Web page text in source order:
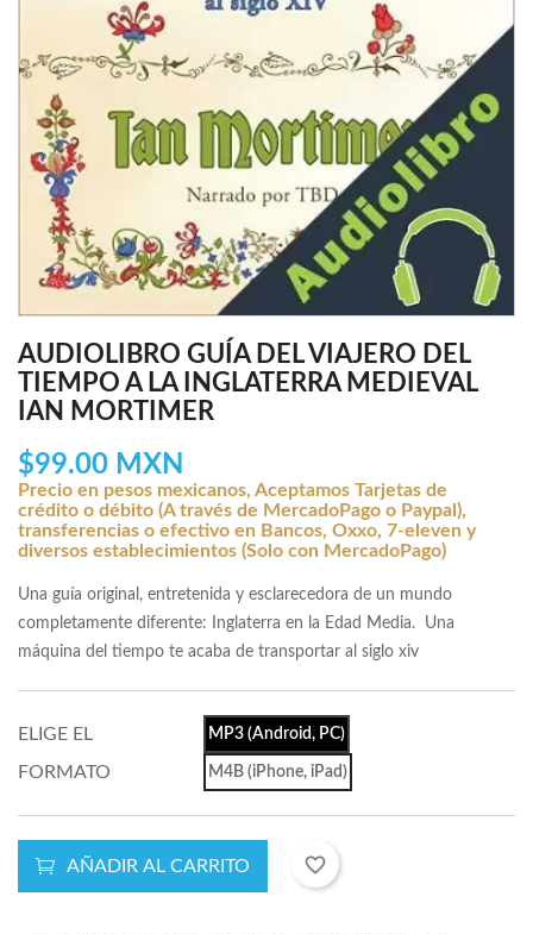
AUDIOLIBRO GUÍA DEL VIAJERO DEL
TIEMPO A LA INGLATERRA MEDIEVAL
IAN MORTIMER
$99.00 MXN
Precio en pesos mexicanos, Aceptamos Tarjetas de
crédito o débito (A través de MercadoPago o Paypal),
transferencias o efectivo en Bancos, Oxxo, 7-eleven y
diversos establecimientos (Solo con MercadoPago)
Una guía original, entretenida y esclarecedora de un mundo
completamente diferente: Inglaterra en la Edad Media. Una
máquina del tiempo te acaba de transportar al siglo xiv
ELIGE EL
FORMATO
MP3 (Android, PC)
M4B (iPhone, iPad)
AÑADIR AL CARRITO favorite_border